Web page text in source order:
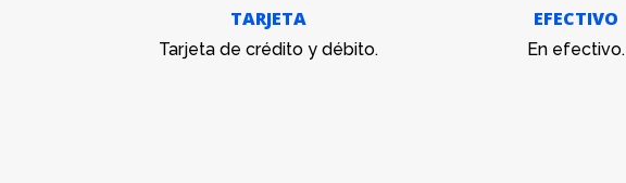
TARJETA
Tarjeta de crédito y débito.
EFECTIVO
En efectivo.